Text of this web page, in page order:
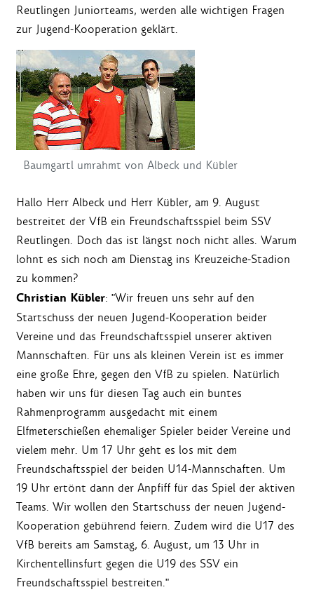
Reutlingen Juniorteams, werden alle wichtigen Fragen
zur Jugend-Kooperation geklärt.
Baumgartl umrahmt von Albeck und Kübler
Hallo Herr Albeck und Herr Kübler, am 9. August
bestreitet der VfB ein Freundschaftsspiel beim SSV
Reutlingen. Doch das ist längst noch nicht alles. Warum
lohnt es sich noch am Dienstag ins Kreuzeiche-Stadion
zu kommen?
Christian Kübler: "Wir freuen uns sehr auf den
Startschuss der neuen Jugend-Kooperation beider
Vereine und das Freundschaftsspiel unserer aktiven
Mannschaften. Für uns als kleinen Verein ist es immer
eine große Ehre, gegen den VfB zu spielen. Natürlich
haben wir uns für diesen Tag auch ein buntes
Rahmenprogramm ausgedacht mit einem
Elfmeterschießen ehemaliger Spieler beider Vereine und
vielem mehr. Um 17 Uhr geht es los mit dem
Freundschaftsspiel der beiden U14-Mannschaften. Um
19 Uhr ertönt dann der Anpfiff für das Spiel der aktiven
Teams. Wir wollen den Startschuss der neuen Jugend-
Kooperation gebührend feiern. Zudem wird die U17 des
VfB bereits am Samstag, 6. August, um 13 Uhr in
Kirchentellinsfurt gegen die U19 des SSV ein
Freundschaftsspiel bestreiten."